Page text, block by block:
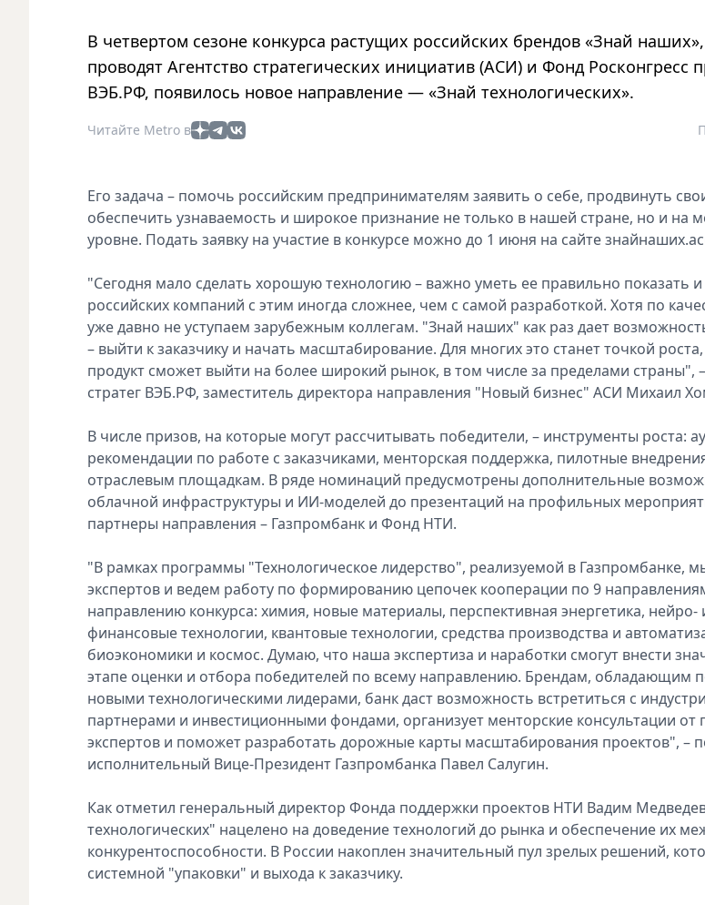
В четвертом сезоне конкурса растущих российских брендов «Знай
проводят Агентство стратегических инициатив (АСИ) и Фонд Росконгресс
ВЭБ.РФ, появилось новое направление — «Знай технологических».
Читайте Metro в
Его задача – помочь российским предпринимателям заявить о себе, продвинуть
обеспечить узнаваемость и широкое признание не только в нашей стране, но и на
уровне. Подать заявку на участие в конкурсе можно до 1 июня на сайте
"Сегодня мало сделать хорошую технологию – важно уметь ее правильно показать
российских компаний с этим иногда сложнее, чем с самой разработкой. Хотя по
уже давно не уступаем зарубежным коллегам. "Знай наших" как раз дает
– выйти к заказчику и начать масштабирование. Для многих это станет точкой
продукт сможет выйти на более широкий рынок, в том числе за пределами страны",
стратег ВЭБ.РФ, заместитель директора направления "Новый бизнес" АСИ Михаил
В числе призов, на которые могут рассчитывать победители, – инструменты роста:
рекомендации по работе с заказчиками, менторская поддержка, пилотные
отраслевым площадкам. В ряде номинаций предусмотрены дополнительные
облачной инфраструктуры и ИИ-моделей до презентаций на профильных
партнеры направления – Газпромбанк и Фонд НТИ.
"В рамках программы "Технологическое лидерство", реализуемой в Газпромбанке,
экспертов и ведем работу по формированию цепочек кооперации по 9
направлению конкурса: химия, новые материалы, перспективная энергетика, нейро-
финансовые технологии, квантовые технологии, средства производства и
биоэкономики и космос. Думаю, что наша экспертиза и наработки смогут внести
этапе оценки и отбора победителей по всему направлению. Брендам, обладающим
новыми технологическими лидерами, банк даст возможность встретиться с
партнерами и инвестиционными фондами, организует менторские консультации
экспертов и поможет разработать дорожные карты масштабирования проектов", –
исполнительный Вице-Президент Газпромбанка Павел Салугин.
Как отметил генеральный директор Фонда поддержки проектов НТИ Вадим
технологических" нацелено на доведение технологий до рынка и обеспечение их
конкурентоспособности. В России накоплен значительный пул зрелых решений,
системной "упаковки" и выхода к заказчику.